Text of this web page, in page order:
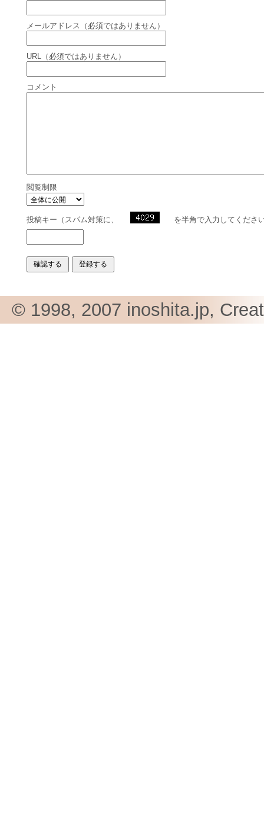
メールアドレス（必須ではありません）
URL（必須ではありません）
コメント
閲覧制限
投稿キー（スパム対策に、 を半角で入力してくださ
© 1998, 2007 inoshita.jp,